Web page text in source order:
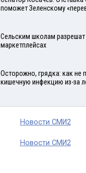
поможет Зеленскому
Сельским школам разрешат
маркетплейсах
Осторожно, грядка: как не
кишечную инфекцию из-за
Новости СМИ2
Новости СМИ2